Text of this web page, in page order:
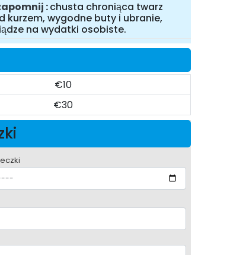
chusta chroniąca twarz
kurzem, wygodne buty i ubranie,
na wydatki osobiste.
€10
€30